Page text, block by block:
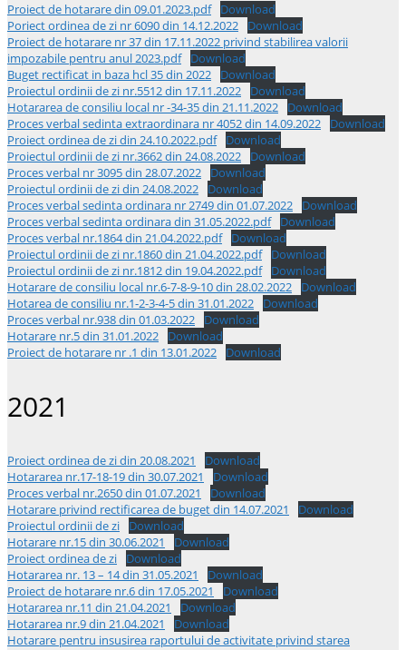
Proiect de hotarare din 09.01.2023.pdf
Download
Poriect ordinea de zi nr 6090 din 14.12.2022
Download
Proiect de hotarare nr 37 din 17.11.2022 privind stabilirea valorii
impozabile pentru anul 2023.pdf
Download
Buget rectificat in baza hcl 35 din 2022
Download
Proiectul ordinii de zi nr.5512 din 17.11.2022
Download
Hotararea de consiliu local nr -34-35 din 21.11.2022
Download
Proces verbal sedinta extraordinara nr 4052 din 14.09.2022
Download
Proiect ordinea de zi din 24.10.2022.pdf
Download
Proiectul ordinii de zi nr.3662 din 24.08.2022
Download
Proces verbal nr 3095 din 28.07.2022
Download
Proiectul ordinii de zi din 24.08.2022
Download
Proces verbal sedinta ordinara nr 2749 din 01.07.2022
Download
Proces verbal sedinta ordinara din 31.05.2022.pdf
Download
Proces verbal nr.1864 din 21.04.2022.pdf
Download
Proiectul ordinii de zi nr.1860 din 21.04.2022.pdf
Download
Proiectul ordinii de zi nr.1812 din 19.04.2022.pdf
Download
Hotarare de consiliu local nr.6-7-8-9-10 din 28.02.2022
Download
Hotarea de consiliu nr.1-2-3-4-5 din 31.01.2022
Download
Proces verbal nr.938 din 01.03.2022
Download
Hotarare nr.5 din 31.01.2022
Download
Proiect de hotarare nr .1 din 13.01.2022
Download
2021
Proiect ordinea de zi din 20.08.2021
Download
Hotararea nr.17-18-19 din 30.07.2021
Download
Proces verbal nr.2650 din 01.07.2021
Download
Hotarare privind rectificarea de buget din 14.07.2021
Download
Proiectul ordinii de zi
Download
Hotarare nr.15 din 30.06.2021
Download
Proiect ordinea de zi
Download
Hotararea nr. 13 – 14 din 31.05.2021
Download
Proiect de hotarare nr.6 din 17.05.2021
Download
Hotararea nr.11 din 21.04.2021
Download
Hotararea nr.9 din 21.04.2021
Download
Hotarare pentru insusirea raportului de activitate privind starea